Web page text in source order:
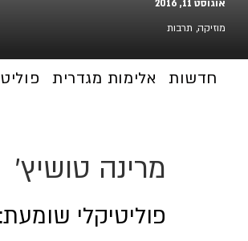
אוגוסט 11, 2016
מוזיקה, תרבות
חדשות אלימות מגדרית
מרינה טושיץ'
פוליטיקלי